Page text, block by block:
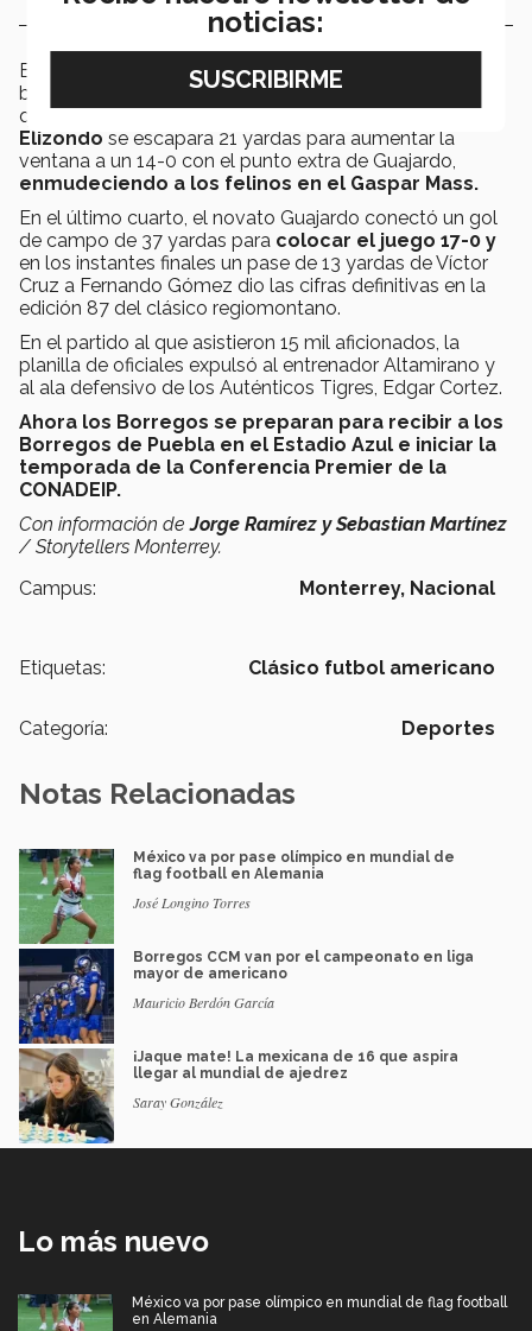
En el tercer cuarto el ala defensivoMáximo González
bloqueó una patada de despeje de Jorge Reyna, para
que en la siguiente jugada el mariscal de campo
Elizondo se escapara 21 yardas para aumentar la
ventana a un 14-0 con el punto extra de Guajardo,
enmudeciendo a los felinos en el Gaspar Mass.
En el último cuarto, el novato Guajardo conectó un gol
de campo de 37 yardas para colocar el juego 17-0 y
en los instantes finales un pase de 13 yardas de Víctor
Cruz a Fernando Gómez dio las cifras definitivas en la
edición 87 del clásico regiomontano.
En el partido al que asistieron 15 mil aficionados, la
planilla de oficiales expulsó al entrenador Altamirano y
al ala defensivo de los Auténticos Tigres, Edgar Cortez.
Ahora los Borregos se preparan para recibir a los
Borregos de Puebla en el Estadio Azul e iniciar la
temporada de la Conferencia Premier de la
CONADEIP.
Con información deJorge Ramírez y Sebastian Martínez
/ Storytellers Monterrey.
Campus:
Monterrey, Nacional
Etiquetas: Clásico futbol americano
Categoría: Deportes
Notas Relacionadas
México va por pase olímpico en mundial de
flag football en Alemania
José Longino Torres
Borregos CCM van por el campeonato en liga
mayor de americano
Mauricio Berdón García
¡Jaque mate! La mexicana de 16 que aspira
llegar al mundial de ajedrez
Saray González
Lo más nuevo
México va por pase olímpico en mundial de flag football
en Alemania
noticias: